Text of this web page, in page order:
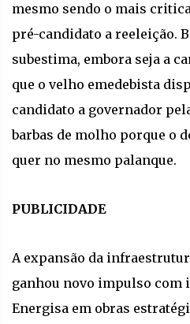
mesmo sendo o mais
pré-candidato a reeleição.
subestima, embora seja a
que o velho emedebista
candidato a governador
barbas de molho porque o
quer no mesmo palanque.
PUBLICIDADE
A expansão da
ganhou novo impulso com
Energisa em obras